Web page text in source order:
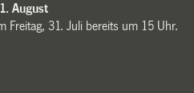
August
Freitag, 31. Juli bereits um 15 Uhr.